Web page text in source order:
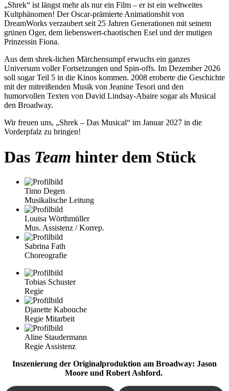
„Shrek“ ist längst mehr als nur ein Film – er ist ein weltweites
Kultphänomen! Der Oscar-prämierte Animationshit von
DreamWorks verzaubert seit 25 Jahren Generationen mit seinem
grünen Oger, dem liebenswert-chaotischen Esel und der mutigen
Prinzessin Fiona.
Aus dem shrek-lichen Märchensumpf erwuchs ein ganzes
Universum voller Fortsetzungen und Spin-offs. Im Dezember 2026
soll sogar Teil 5 in die Kinos kommen. 2008 eroberte die Geschichte
mit der mitreißenden Musik von Jeanine Tesori und den
humorvollen Texten von David Lindsay-Abaire sogar als Musical
den Broadway.
Wir freuen uns, „Shrek – Das Musical“ im Januar 2027 in die
Vorderpfalz zu bringen!
Das Team hinter dem Stück
Timo Degen
Musikalische Leitung
Louisa Wörthmüller
Mus. Assistenz / Korrep.
Sabrina Fath
Choreografie
Tobias Schuster
Regie
Djanette Kabouche
Regie Mitarbeit
Aline Staudermann
Regie Assistenz
Inszenierung der Originalproduktion am Broadway: Jason
Moore und Robert Ashford.